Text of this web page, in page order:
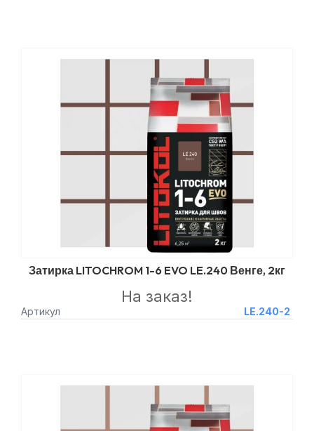
Затирка LITOCHROM 1-6 EVO LE.240 Венге, 2кг
Артикул LE.240-2
На заказ!